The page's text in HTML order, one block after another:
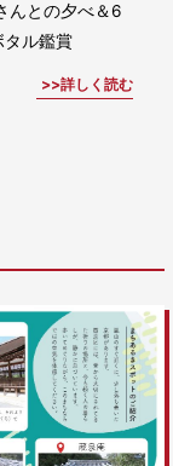
んとの夕べ＆6
タル鑑賞
詳しく読む